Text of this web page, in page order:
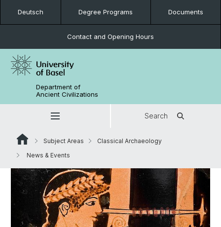
Deutsch Degree Programs Documents
Contact and Opening Hours
Department of
Ancient Civilizations
Search
Subject Areas
Classical Archaeology
News & Events